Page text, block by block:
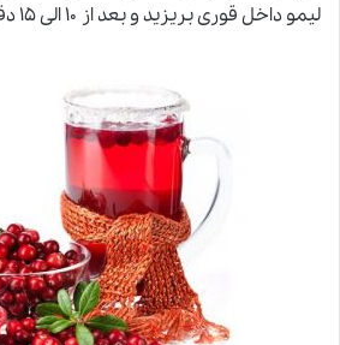
لیمو داخل قوری بریزید و بعداز ۱۰ الی ۱۵ دقیقه میل کنید.